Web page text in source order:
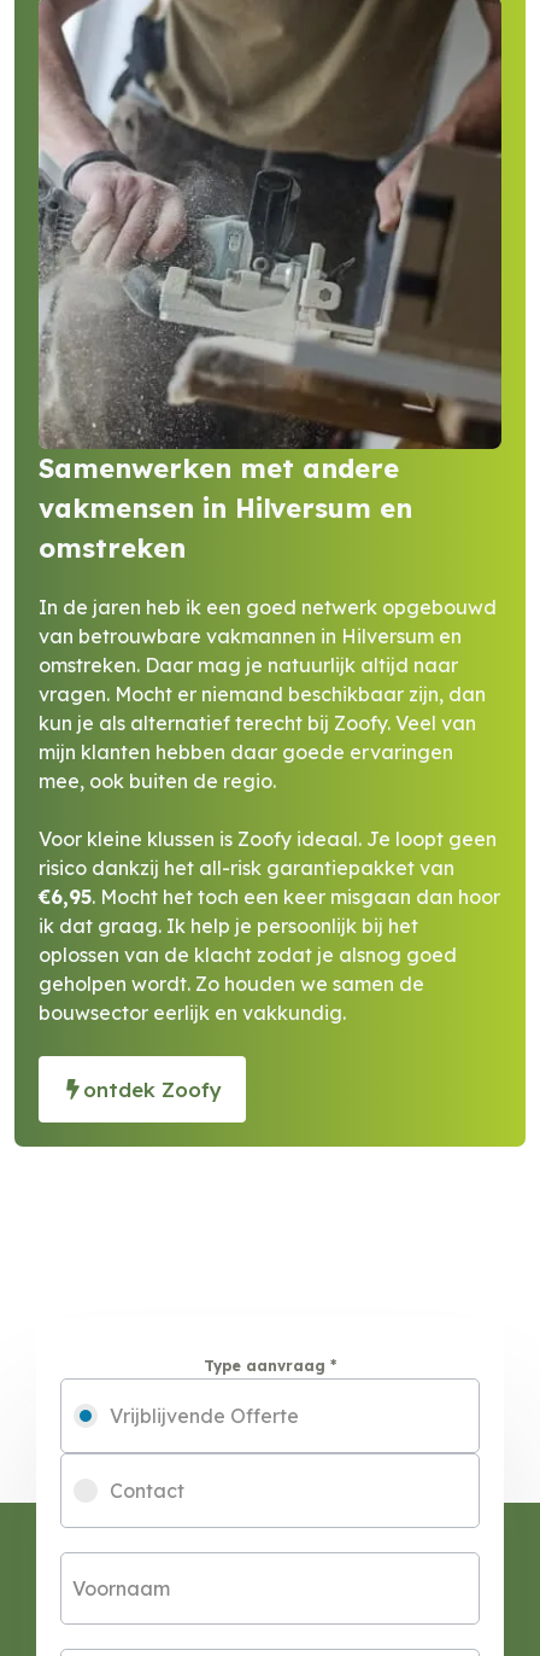
Samenwerken met andere
vakmensen in Hilversum en
omstreken
In de jaren heb ik een goed netwerk opgebouwd
van betrouwbare vakmannen in Hilversum en
omstreken. Daar mag je natuurlijk altijd naar
vragen. Mocht er niemand beschikbaar zijn, dan
kun je als alternatief terecht bij Zoofy. Veel van
mijn klanten hebben daar goede ervaringen
mee, ook buiten de regio.
Voor kleine klussen is Zoofy ideaal. Je loopt geen
risico dankzij het all-risk garantiepakket van
€6,95. Mocht het toch een keer misgaan dan hoor
ik dat graag. Ik help je persoonlijk bij het
oplossen van de klacht zodat je alsnog goed
geholpen wordt. Zo houden we samen de
bouwsector eerlijk en vakkundig.
ontdek Zoofy
Type aanvraag *
Vrijblijvende Offerte
Contact